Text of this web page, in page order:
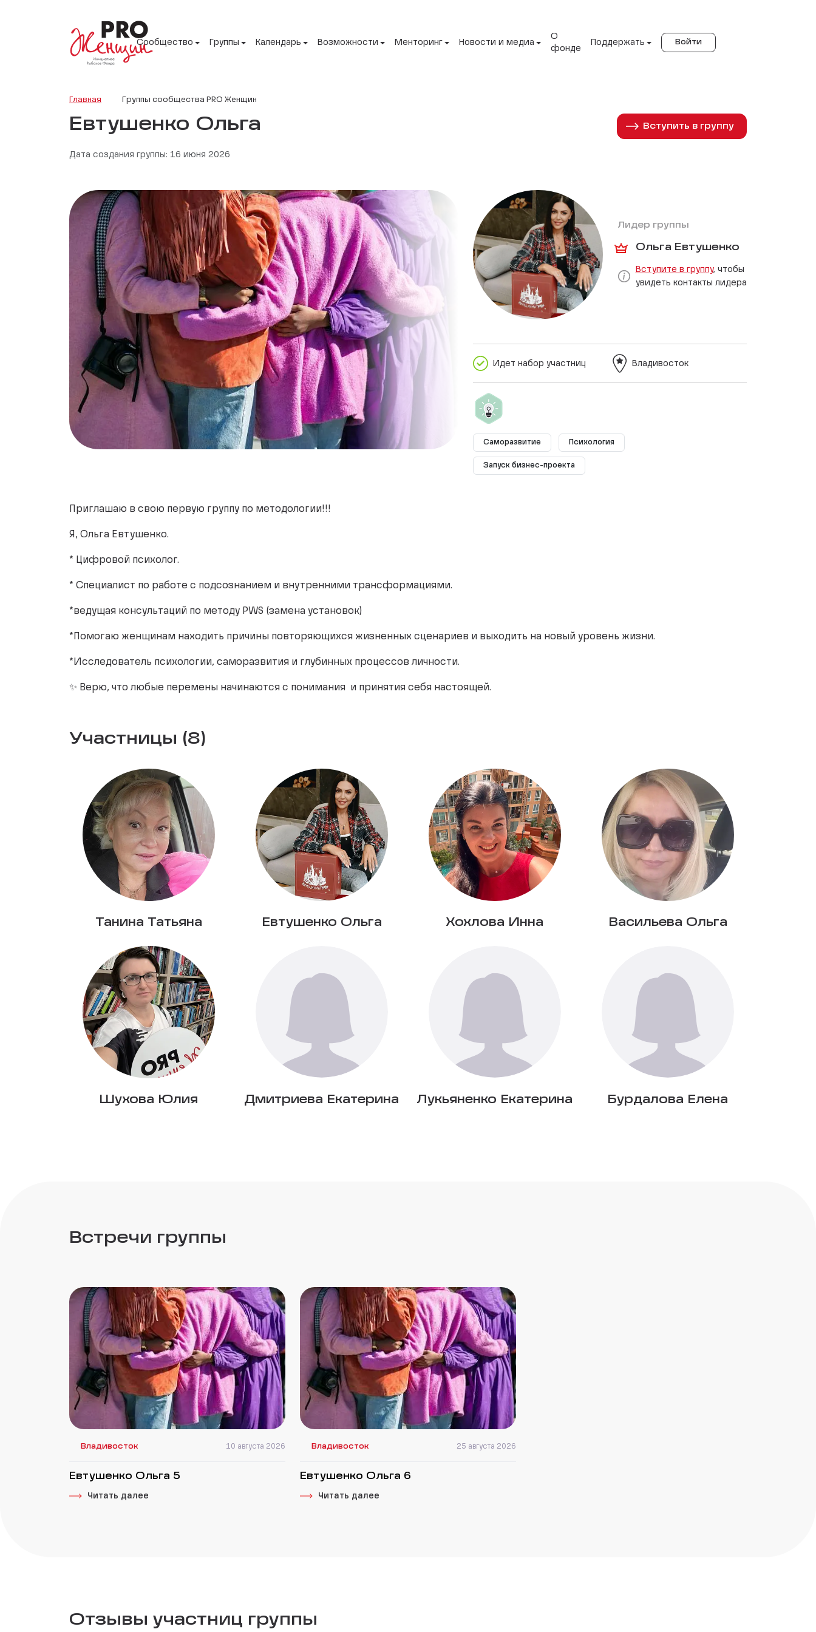
Сообщество Группы Календарь Возможности Менторинг Новости и медиа
О
фонде
Поддержать Войти
Главная Группы сообщества PRO Женщин
Евтушенко Ольга Вступить в группу
Дата создания группы: 16 июня 2026
Лидер группы
Ольга Евтушенко
Вступите в группу, чтобы
увидеть контакты лидера
Идет набор участниц Владивосток
Саморазвитие Психология
Запуск бизнес-проекта
Приглашаю в свою первую группу по методологии!!!
Я, Ольга Евтушенко.
* Цифровой психолог.
* Специалист по работе с подсознанием и внутренними трансформациями.
*ведущая консультаций по методу PWS (замена установок)
*Помогаю женщинам находить причины повторяющихся жизненных сценариев и выходить на новый уровень жизни.
*Исследователь психологии, саморазвития и глубинных процессов личности.
✨ Верю, что любые перемены начинаются с понимания и принятия себя настоящей.
Участницы (8)
Танина Татьяна Евтушенко Ольга Хохлова Инна Васильева Ольга
Шухова Юлия Дмитриева Екатерина Лукьяненко Екатерина Бурдалова Елена
Встречи группы
Владивосток 10 августа 2026
Евтушенко Ольга 5
Читать далее
Владивосток 25 августа 2026
Евтушенко Ольга 6
Читать далее
Отзывы участниц группы